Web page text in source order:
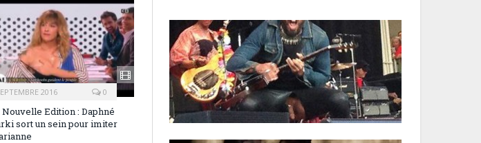
2016 0
Nouvelle Edition : Daphné
sort un sein pour imiter